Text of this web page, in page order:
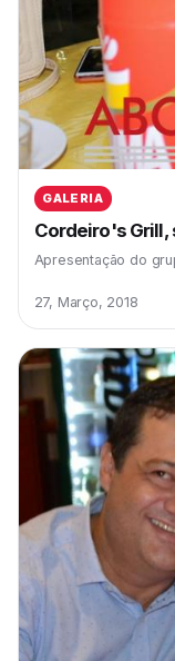
GALERIA
Cordeiro's Grill,
Apresentação do
27, Março, 2018